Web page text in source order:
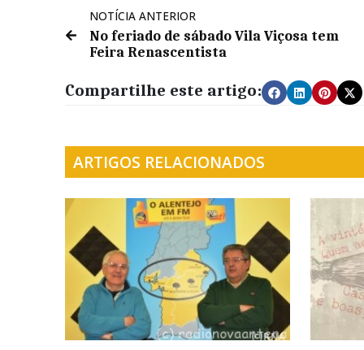
NOTÍCIA ANTERIOR
No feriado de sábado Vila Viçosa tem
Feira Renascentista
Compartilhe este artigo:
ARTIGOS RELACIONADOS